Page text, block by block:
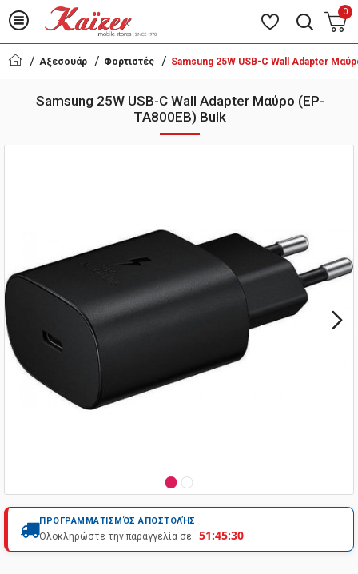
0
Αξεσουάρ Φορτιστές Samsung 25W USB-C Wall Adapter
Samsung 25W USB-C Wall Adapter Μαύρο (EP-
TA800EB) Bulk
ΠΡΟΓΡΑΜΜΑΤΙΣΜΌΣ ΑΠΟΣΤΟΛΉΣ
Ολοκληρώστε την παραγγελία σε: 51:45:29